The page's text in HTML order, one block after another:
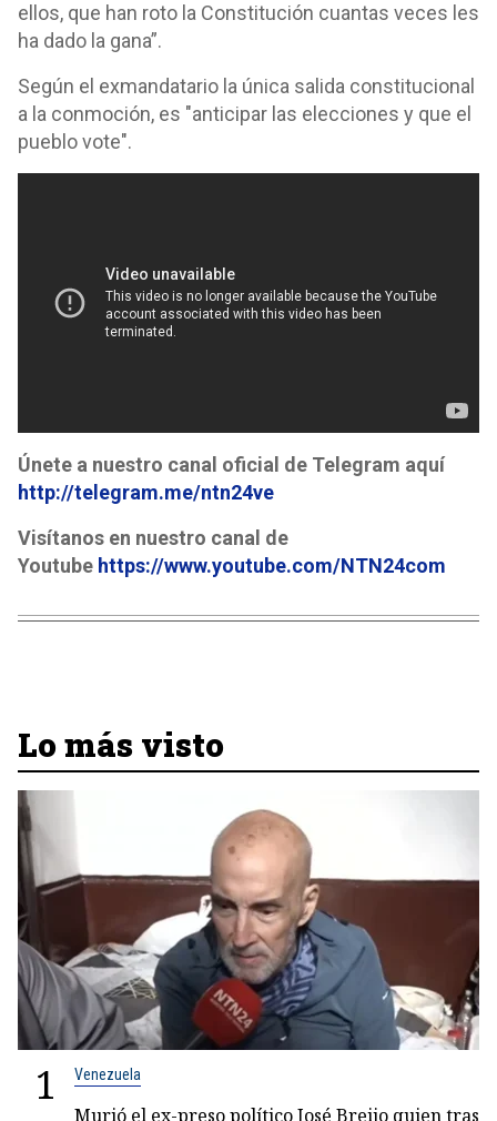
ellos, que han roto la Constitución cuantas veces les
ha dado la gana”.
Según el exmandatario la única salida constitucional
a la conmoción, es "anticipar las elecciones y que el
pueblo vote".
Únete a nuestro canal oficial de Telegram aquí
http://telegram.me/ntn24ve
Visítanos en nuestro canal de
Youtube https://www.youtube.com/NTN24com
Lo más visto
1 Venezuela
Murió el ex-preso político José Breijo quien tras